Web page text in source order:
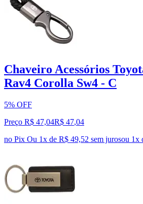
Chaveiro Acessórios
Rav4 Corolla Sw4 - C
5% OFF
Preço R$ 47,04R$ 47,04
no Pix Ou 1x de R$ 49,52 sem jurosou 1x